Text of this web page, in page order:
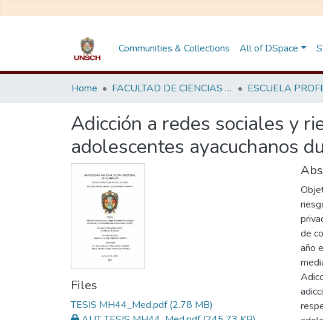
Communities & Collections All of DSpace
Home FACULTAD DE CIENCIAS DE LA SALUD
Adicción a redes sociales y
adolescentes ayacuchanos
Files
TESIS MH44_Med.pdf(2.78 MB)
de
año